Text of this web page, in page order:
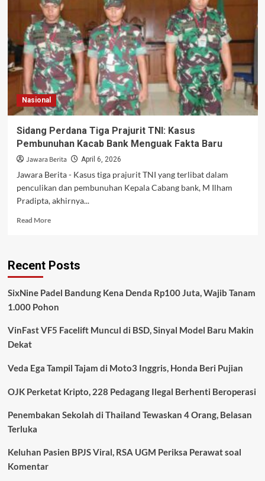
Nasional
Sidang Perdana Tiga Prajurit TNI: Kasus
Pembunuhan Kacab Bank Menguak Fakta Baru
Jawara Berita April 6, 2026
Jawara Berita - Kasus tiga prajurit TNI yang terlibat dalam
penculikan dan pembunuhan Kepala Cabang bank, M Ilham
Pradipta, akhirnya...
Read MoreRead
Perdana
TNI:
Kasus
Kacab
Fakta
Baru
Recent Posts
SixNine Padel Bandung Kena Denda Rp100 Juta, Wajib Tanam
1.000 Pohon
VinFast VF5 Facelift Muncul di BSD, Sinyal Model Baru Makin
Dekat
Veda Ega Tampil Tajam di Moto3 Inggris, Honda Beri Pujian
OJK Perketat Kripto, 228 Pedagang Ilegal Berhenti Beroperasi
Penembakan Sekolah di Thailand Tewaskan 4 Orang, Belasan
Terluka
Keluhan Pasien BPJS Viral, RSA UGM Periksa Perawat soal
Komentar